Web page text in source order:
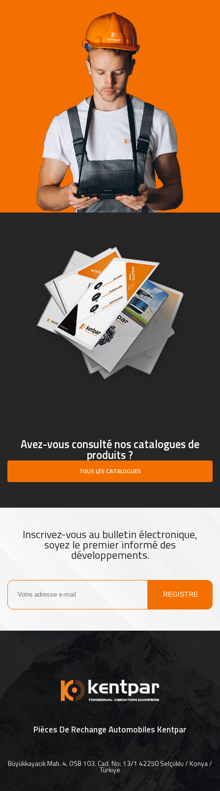
Avez-vous consulté nos catalogues de
produits ?
TOUS LES CATALOGUES
Inscrivez-vous au bulletin électronique,
soyez le premier informé des
développements.
REGISTRE
Pièces De Rechange Automobiles Kentpar
Büyükkayacık Mah. 4. OSB 103. Cad. No: 13/1 42250 Selçuklu / Konya /
Türkiye